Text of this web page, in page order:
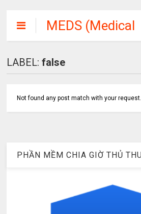
MEDS (Medical
Student or
Medicine Soft)
LABEL:false
Not found any post match with your request.
PHẦN MỀM CHIA GIỜ THỦ